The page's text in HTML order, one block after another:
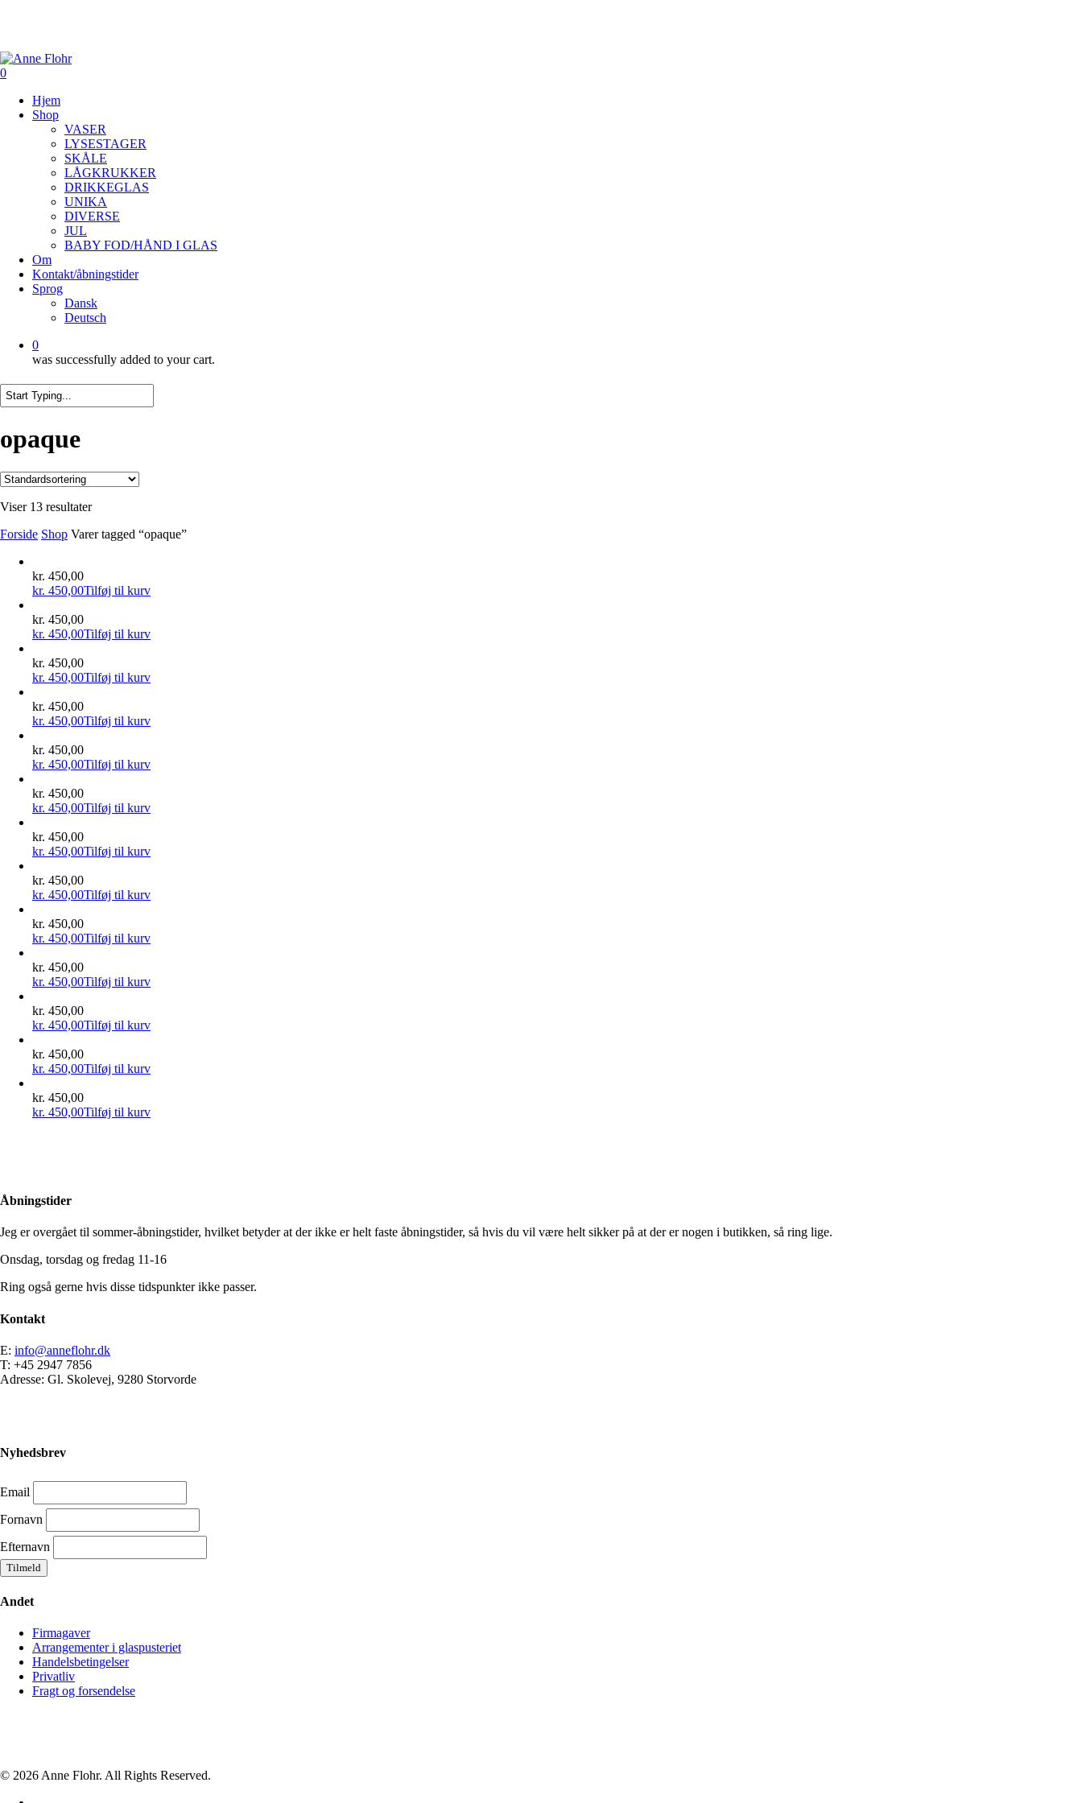
content
0
Hjem
Shop
VASER
LYSESTAGER
SKÅLE
LÅGKRUKKER
DRIKKEGLAS
UNIKA
DIVERSE
JUL
BABY FOD/HÅND I GLAS
Om
Kontakt/åbningstider
Sprog
Dansk
Deutsch
0
was successfully added to your cart.
opaque
Viser 13 resultater
Forside Shop Varer tagged “opaque”
kr. 450,00
kr. 450,00Tilføj til kurv
kr. 450,00
kr. 450,00Tilføj til kurv
kr. 450,00
kr. 450,00Tilføj til kurv
kr. 450,00
kr. 450,00Tilføj til kurv
kr. 450,00
kr. 450,00Tilføj til kurv
kr. 450,00
kr. 450,00Tilføj til kurv
kr. 450,00
kr. 450,00Tilføj til kurv
kr. 450,00
kr. 450,00Tilføj til kurv
kr. 450,00
kr. 450,00Tilføj til kurv
kr. 450,00
kr. 450,00Tilføj til kurv
kr. 450,00
kr. 450,00Tilføj til kurv
kr. 450,00
kr. 450,00Tilføj til kurv
kr. 450,00
kr. 450,00Tilføj til kurv
Åbningstider
Jeg er overgået til sommer-åbningstider, hvilket betyder at der ikke er helt faste åbningstider, så hvis du vil være helt sikker på at der er nogen i butikken, så ring lige.
Onsdag, torsdag og fredag 11-16
Ring også gerne hvis disse tidspunkter ikke passer.
Kontakt
E: info@anneflohr.dk
T: +45 2947 7856
Adresse: Gl. Skolevej, 9280 Storvorde
Nyhedsbrev
Email
Fornavn
Efternavn
Andet
Firmagaver
Arrangementer i glaspusteriet
Handelsbetingelser
Privatliv
Fragt og forsendelse
© 2026 Anne Flohr. All Rights Reserved.